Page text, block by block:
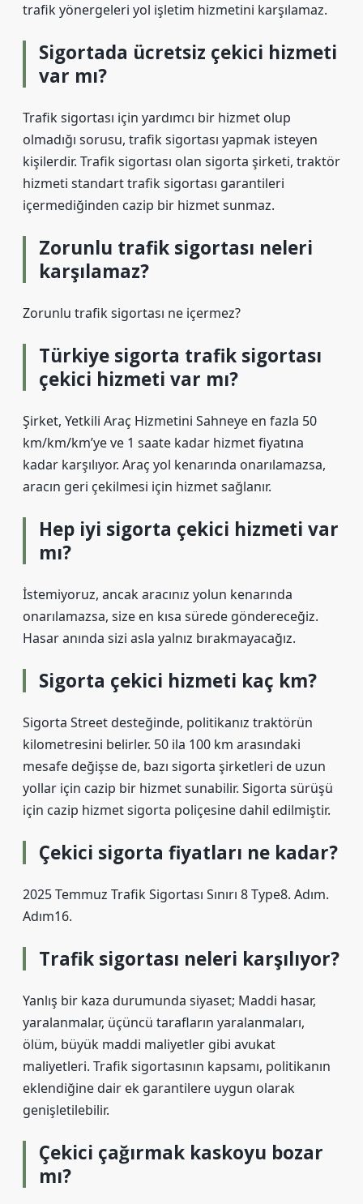
trafik yönergeleri yol işletim hizmetini karşılamaz.
Sigortada ücretsiz çekici hizmeti
var mı?
Trafik sigortası için yardımcı bir hizmet olup
olmadığı sorusu, trafik sigortası yapmak isteyen
kişilerdir. Trafik sigortası olan sigorta şirketi, traktör
hizmeti standart trafik sigortası garantileri
içermediğinden cazip bir hizmet sunmaz.
Zorunlu trafik sigortası neleri
karşılamaz?
Zorunlu trafik sigortası ne içermez?
Türkiye sigorta trafik sigortası
çekici hizmeti var mı?
Şirket, Yetkili Araç Hizmetini Sahneye en fazla 50
km/km/km’ye ve 1 saate kadar hizmet fiyatına
kadar karşılıyor. Araç yol kenarında onarılamazsa,
aracın geri çekilmesi için hizmet sağlanır.
Hep iyi sigorta çekici hizmeti var
mı?
İstemiyoruz, ancak aracınız yolun kenarında
onarılamazsa, size en kısa sürede göndereceğiz.
Hasar anında sizi asla yalnız bırakmayacağız.
Sigorta çekici hizmeti kaç km?
Sigorta Street desteğinde, politikanız traktörün
kilometresini belirler. 50 ila 100 km arasındaki
mesafe değişse de, bazı sigorta şirketleri de uzun
yollar için cazip bir hizmet sunabilir. Sigorta sürüşü
için cazip hizmet sigorta poliçesine dahil edilmiştir.
Çekici sigorta fiyatları ne kadar?
2025 Temmuz Trafik Sigortası Sınırı 8 Type8. Adım.
Adım16.
Trafik sigortası neleri karşılıyor?
Yanlış bir kaza durumunda siyaset; Maddi hasar,
yaralanmalar, üçüncü tarafların yaralanmaları,
ölüm, büyük maddi maliyetler gibi avukat
maliyetleri. Trafik sigortasının kapsamı, politikanın
eklendiğine dair ek garantilere uygun olarak
genişletilebilir.
Çekici çağırmak kaskoyu bozar
mı?